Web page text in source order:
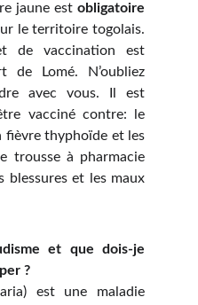
jaune est obligatoire
le territoire togolais.
de vaccination est
de Lomé. N’oubliez
avec vous. Il est
vacciné contre: le
fièvre thyphoïde et les
trousse à pharmacie
blessures et les maux
et que dois-je
?
est une maladie